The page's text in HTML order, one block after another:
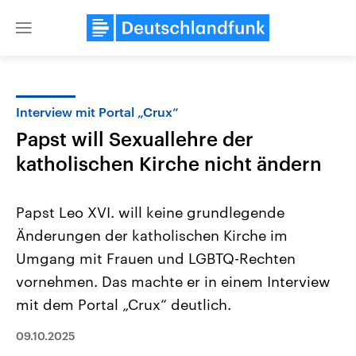
Close
Landtagswahl Sachsen-Anhalt
2026
Alle Informationen
Sachsen-Anhalt wählt am 6.
Landtag. Seit 2021 wird das
USA
Aktuelle Beiträge,
Hintergründe
Interview mit Portal „Crux“
Papst will Sexuallehre der
katholischen Kirche nicht ändern
Papst Leo XVI. will keine grundlegende
Änderungen der katholischen Kirche im
Umgang mit Frauen und LGBTQ-Rechten
vornehmen. Das machte er in einem Interview
mit dem Portal „Crux“ deutlich.
09.10.2025